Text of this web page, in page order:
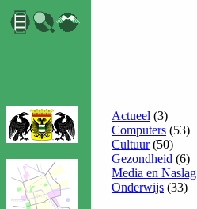
Actueel (3)
Computers (53)
Cultuur(50)
Gezondheid (6)
Media en Naslag
Onderwijs (33)